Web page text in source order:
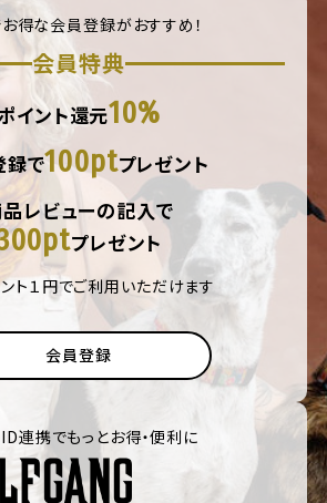
得な会員登録がおすすめ！
会員特典
イント還元10%
録で100ptプレゼント
レビューの記入で
プレゼント
ト１円でご利用いただけます
会員登録
連携でもっとお得・便利に